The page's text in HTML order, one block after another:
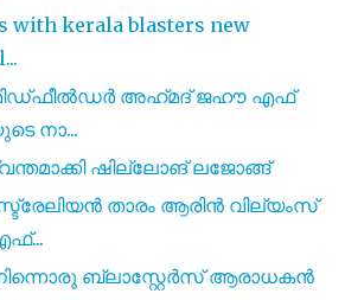
with kerala blasters new
അഹ്‌മദ്‌ ജഹൗ എഫ്
നാ...
ഷില്ലോങ് ലജോങ്ങ്
താരം ആരിൻ വില്യംസ്
ബ്ലാസ്റ്റേർസ് ആരാധകൻ